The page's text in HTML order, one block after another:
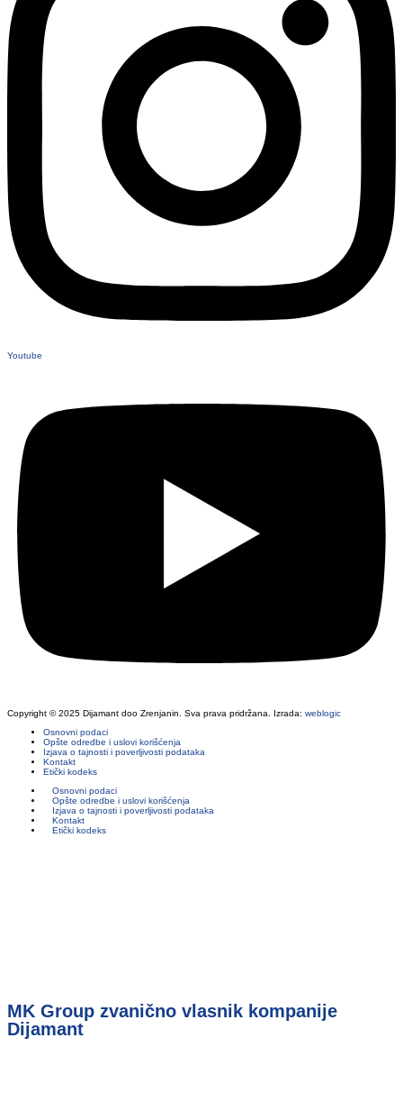
Youtube
Copyright © 2025 Dijamant doo Zrenjanin. Sva prava pridržana. Izrada: weblogic
Osnovni podaci
Opšte odredbe i uslovi korišćenja
Izjava o tajnosti i poverljivosti podataka
Kontakt
Etički kodeks
Osnovni podaci
Opšte odredbe i uslovi korišćenja
Izjava o tajnosti i poverljivosti podataka
Kontakt
Etički kodeks
MK Group zvanično vlasnik kompanije
Dijamant